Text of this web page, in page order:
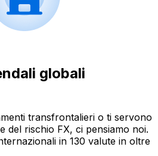
globali
transfrontalieri o ti servono
del rischio FX, ci pensiamo noi.
in 130 valute in oltre